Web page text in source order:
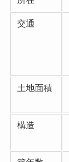
交通
土地面積
構造